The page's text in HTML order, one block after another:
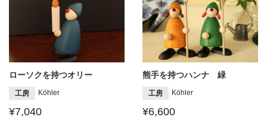
ローソクを持つオリー
工房 Köhler
¥7,040
熊手を持つハンナ 緑
工房 Köhler
¥6,600